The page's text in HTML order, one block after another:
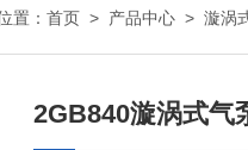
置： 首页 > 产品中心 > 漩涡
2GB840漩涡式气